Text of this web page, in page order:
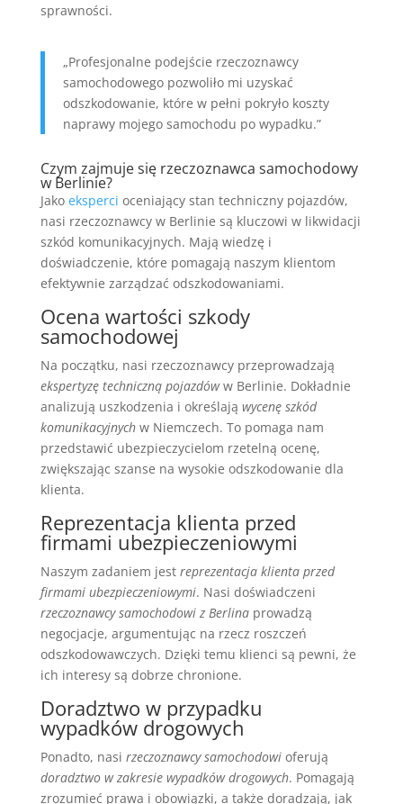
sprawności.
„Profesjonalne podejście rzeczoznawcy
samochodowego pozwoliło mi uzyskać
odszkodowanie, które w pełni pokryło koszty
naprawy mojego samochodu po wypadku.”
Czym zajmuje się rzeczoznawca samochodowy
w Berlinie?
Jako eksperci oceniający stan techniczny pojazdów,
nasi rzeczoznawcy w Berlinie są kluczowi w likwidacji
szkód komunikacyjnych. Mają wiedzę i
doświadczenie, które pomagają naszym klientom
efektywnie zarządzać odszkodowaniami.
Ocena wartości szkody
samochodowej
Na początku, nasi rzeczoznawcy przeprowadzają
ekspertyzę techniczną pojazdóww Berlinie. Dokładnie
analizują uszkodzenia i określają wycenę szkód
komunikacyjnychw Niemczech. To pomaga nam
przedstawić ubezpieczycielom rzetelną ocenę,
zwiększając szanse na wysokie odszkodowanie dla
klienta.
Reprezentacja klienta przed
firmami ubezpieczeniowymi
Naszym zadaniem jest reprezentacja klienta przed
firmami ubezpieczeniowymi. Nasi doświadczeni
rzeczoznawcy samochodowi z Berlinaprowadzą
negocjacje, argumentując na rzecz roszczeń
odszkodowawczych. Dzięki temu klienci są pewni, że
ich interesy są dobrze chronione.
Doradztwo w przypadku
wypadków drogowych
Ponadto, nasi rzeczoznawcy samochodowioferują
doradztwo w zakresie wypadków drogowych. Pomagają
zrozumieć prawa i obowiązki, a także doradzają, jak